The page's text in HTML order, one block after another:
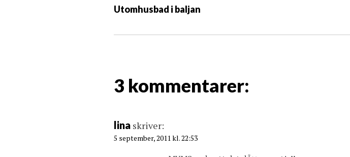
l
n
a
i
g
Utomhusbad i baljan
3 kommentarer:
lina skriver:
5 september, 2011 kl. 22:53